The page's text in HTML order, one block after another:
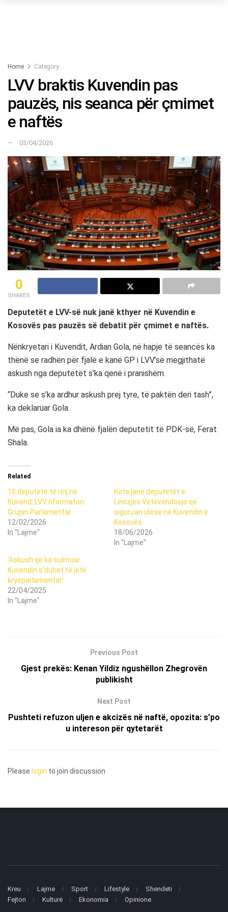
Home Category
LVV braktis Kuvendin pas
pauzës, nis seanca për çmimet
e naftës
03/04/2026
0
SHARES
Deputetët e LVV-së nuk janë kthyer në Kuvendin e
Kosovës pas pauzës së debatit për çmimet e naftës.
Nënkryetari i Kuvendit, Ardian Gola, në hapje të seancës ka
thënë se radhën për fjalë e kanë GP i LVV’së megjithatë
askush nga deputetët s’ka qenë i pranishëm.
“Duke se s’ka ardhur askush prej tyre, të paktën deri tash”,
ka deklaruar Gola.
Më pas, Gola ia ka dhënë fjalën deputetit të PDK-së, Ferat
Shala.
Related
16 deputetë të rinj në
Kuvend, LVV riformaton
Grupin Parlamentar
12/02/2026
In "Lajme"
Këta janë deputetët e
Lëvizjes Vetëvendosje që
siguruan ulëse në Kuvendin e
Kosovës
18/06/2026
In "Lajme"
‘Askush që ka sulmuar
Kuvendin s’duhet të jetë
kryeparlamentar’
22/04/2025
In "Lajme"
Previous Post
Gjest prekës: Kenan Yildiz ngushëllon Zhegrovën
publikisht
Next Post
Pushteti refuzon uljen e akcizës në naftë, opozita: s’po
u intereson për qytetarët
Please login to join discussion
Kreu Lajme Sport Lifestyle
Shendeti
Fejton
Kulturë Ekonomia Opinione